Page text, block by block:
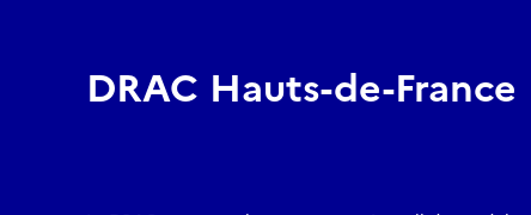
DRAC Hauts-de-France